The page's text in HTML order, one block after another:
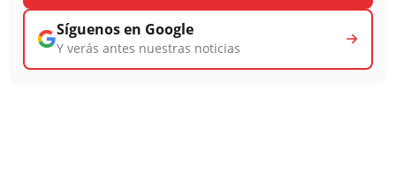
Síguenos en Google
Y verás antes nuestras noticias